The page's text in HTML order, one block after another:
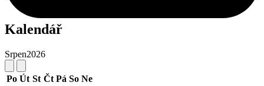
Kalendář
Srpen2026
Po Út St Čt Pá So Ne